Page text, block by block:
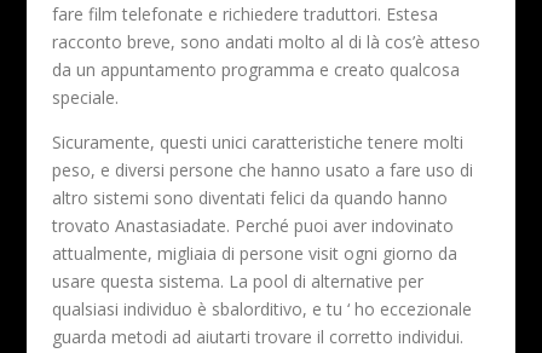
fare film telefonate e richiedere traduttori. Estesa
racconto breve, sono andati molto al di là cos’è atteso
da un appuntamento programma e creato qualcosa
speciale.
Sicuramente, questi unici caratteristiche tenere molti
peso, e diversi persone che hanno usato a fare uso di
altro sistemi sono diventati felici da quando hanno
trovato Anastasiadate. Perché puoi aver indovinato
attualmente, migliaia di persone visit ogni giorno da
usare questa sistema. La pool di alternative per
qualsiasi individuo è sbalorditivo, e tu ‘ ho eccezionale
guarda metodi ad aiutarti trovare il corretto individui.